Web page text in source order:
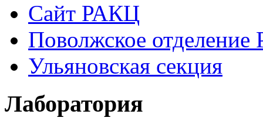
Сайт РАКЦ
Поволжское
Ульяновская секция
Лаборатория